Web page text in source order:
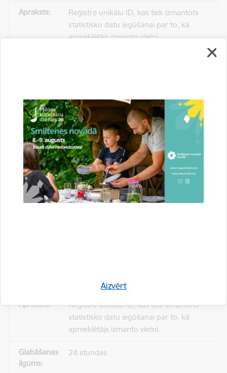
Aizvērt
Reģistrē unikālu ID, kas tiek izmantots
statistisko datu iegūšanai par to, kā
apmeklētājs izmanto vietni.
Statistikas sīkdatnes (nepieciešamas, lai
uzlabotu vietnes darbību un
pakalpojumus)
Izmanto Google Analytics, lai samazinātu
pieprasījuma līmeni.
1 minūte
pakalpojumus)
Reģistrē unikālu ID, kas tiek izmantots
statistisko datu iegūšanai par to, kā
apmeklētājs izmanto vietni.
24 stundas